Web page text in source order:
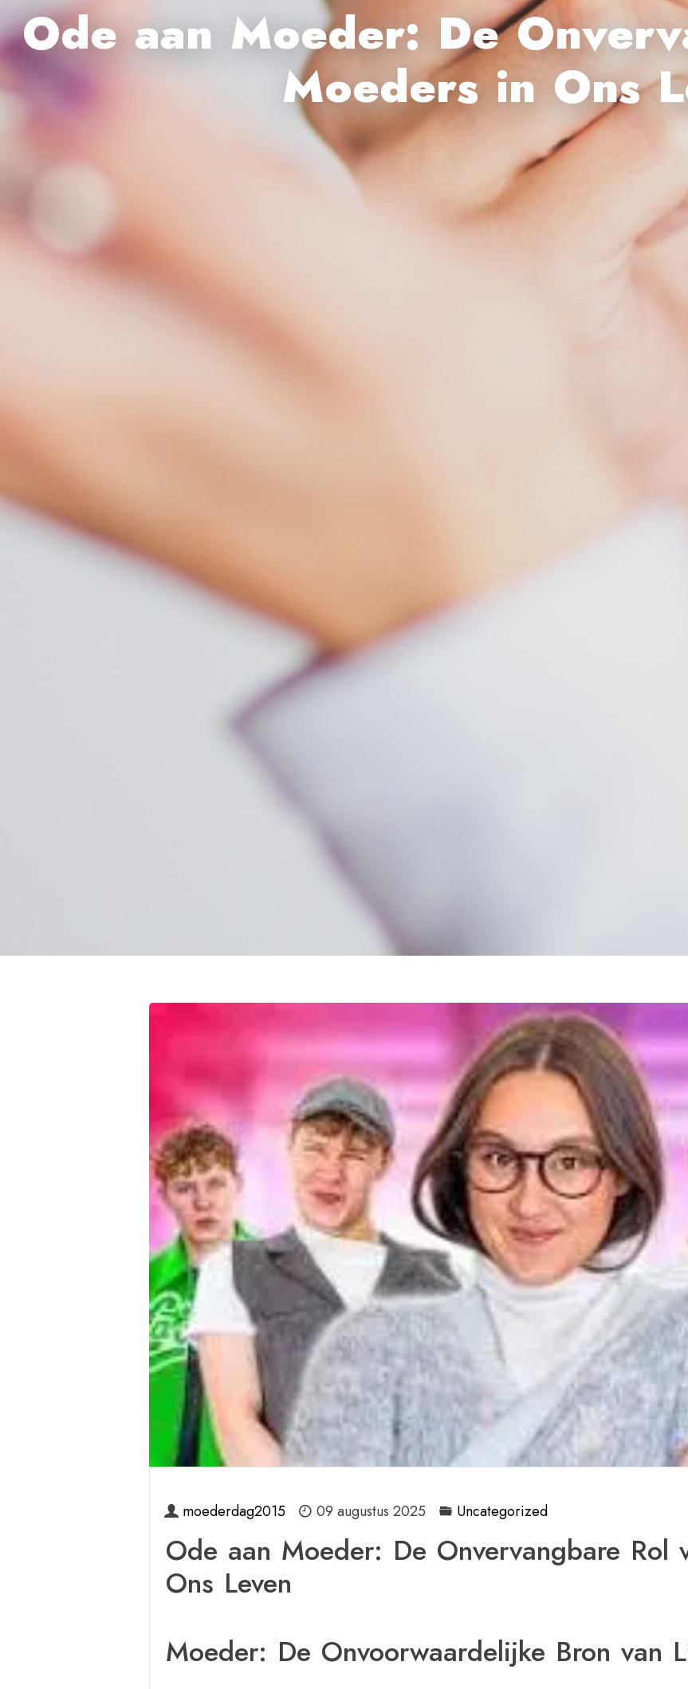
Ode aan Moeder: De
Moeders in Ons
moederdag2015 09 augustus 2025 Uncategorized
Ode aan Moeder: De Onvervangbare Rol
Ons Leven
Moeder: De Onvoorwaardelijke Bron van